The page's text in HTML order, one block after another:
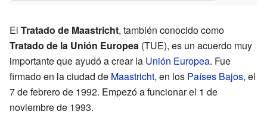
El Tratado de Maastricht, también conocido como
Tratado de la Unión Europea (TUE), es un acuerdo muy
importante que ayudó a crear la Unión Europea. Fue
firmado en la ciudad de Maastricht, en los Países Bajos, el
7 de febrero de 1992. Empezó a funcionar el 1 de
noviembre de 1993.